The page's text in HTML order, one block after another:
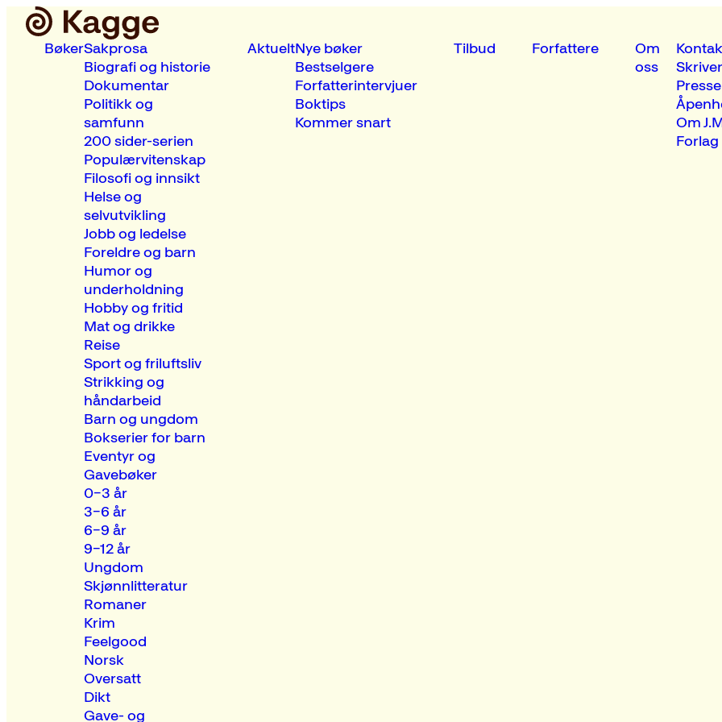
BøkerSakprosa
Biografi og historie
Dokumentar
Politikk og
samfunn
200 sider-serien
Populærvitenskap
Filosofi og innsikt
Helse og
selvutvikling
Jobb og ledelse
Foreldre og barn
Humor og
underholdning
Hobby og fritid
Mat og drikke
Reise
Sport og friluftsliv
Strikking og
håndarbeid
Barn og ungdom
Bokserier for barn
Eventyr og
Gavebøker
0–3 år
3–6 år
6–9 år
9–12 år
Ungdom
Skjønnlitteratur
Romaner
Krim
Feelgood
Norsk
Oversatt
Dikt
Gave- og
AktueltNye bøker
Bestselgere
Forfatterintervjuer
Boktips
Kommer snart
Tilbud Forfattere
Om
oss
Presse
Om
Forlag